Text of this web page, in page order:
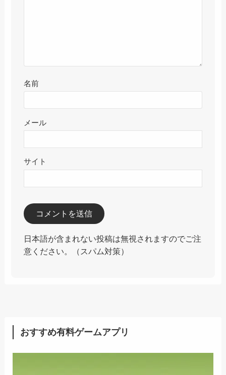
名前
メール
サイト
日本語が含まれない投稿は無視されますのでご注
意ください。（スパム対策）
おすすめ有料ゲームアプリ